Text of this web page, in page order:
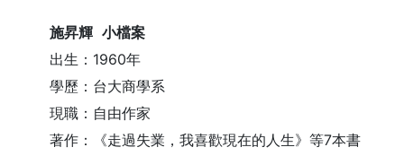
施昇輝 小檔案
出生：1960年
學歷：台大商學系
現職：自由作家
著作：《走過失業，我喜歡現在的人生》等7本書